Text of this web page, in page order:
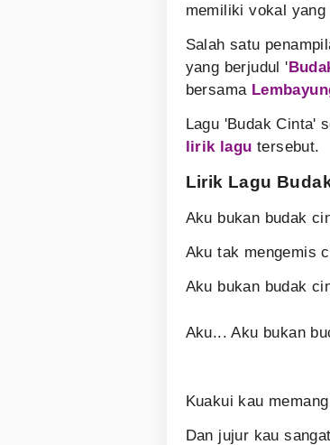
memiliki vokal yang
Salah satu
yang berjudul '
bersama
Lagu 'Budak Cinta'
lirik lagu tersebut.
Lirik Lagu
Aku bukan budak
Aku tak mengemis
Aku bukan budak
Aku... Aku bukan
Kuakui kau
Dan jujur kau